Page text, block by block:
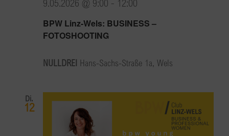
BPW Linz-Wels: BUSINESS –
FOTOSHOOTING
9.05.2026 @ 9:00 - 12:00
NULLDREI Hans-Sachs-Straße 1a, Wels
Di.
12